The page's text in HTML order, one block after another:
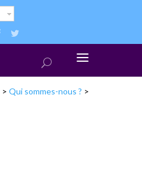
> Qui sommes-nous ? >